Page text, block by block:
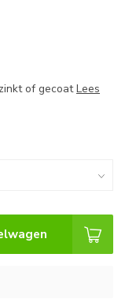
of gecoatLees